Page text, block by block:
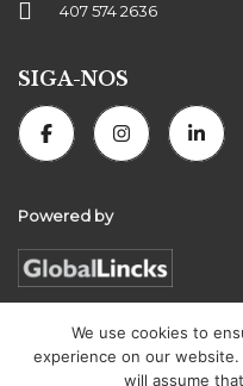
407 574 2636
SIGA-NOS
Powered by
Florida Connexion
We use cookies to
experience on our
will assume